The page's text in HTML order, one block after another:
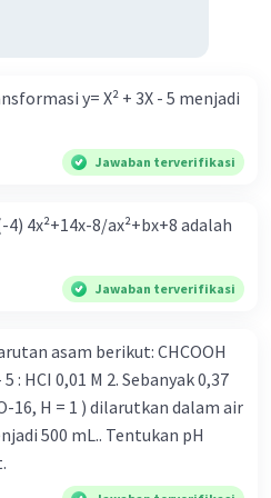
cara .... a. Menurunkan
menambah pembayaran
pemungutan pajak (Tx) b.
Tr, dan meningkatkan Tx c.
Tr, dan menurunkan Tx e.
dan menurunkan Tx Cara
diskonto oleh Bank
moneter adalah .... a.
uang c. Menetapkan giro
ratio) d. Mengatur
tingkat bunga
umum Perhatikan
1). Menaikkan tarif pajak. 2).
y= X² + 3X - 5 menjadi
Jawaban terverifikasi
4x²+14x-8/ax²+bx+8 adalah
Jawaban terverifikasi
berikut: CHCOOH
16, H = 1 ) dilarutkan dalam air
500 mL.. Tentukan pH